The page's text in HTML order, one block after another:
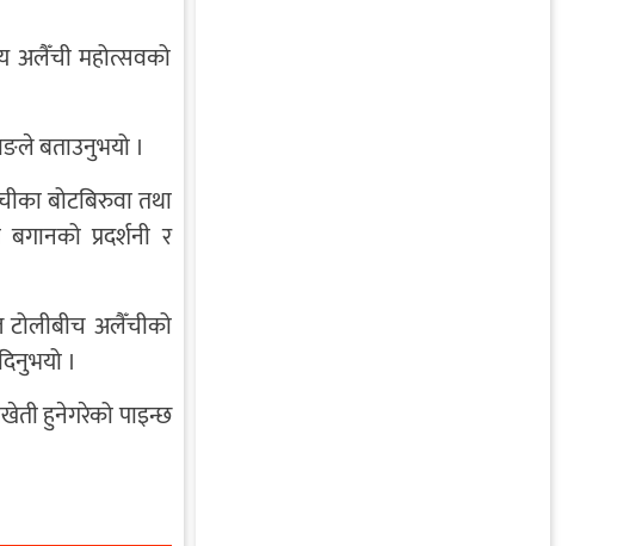
अलैँची महोत्सवको
बताउनुभयो ।
बोटबिरुवा तथा
प्रदर्शनी र
टोलीबीच अलैँचीको
।
हुनेगरेको पाइन्छ